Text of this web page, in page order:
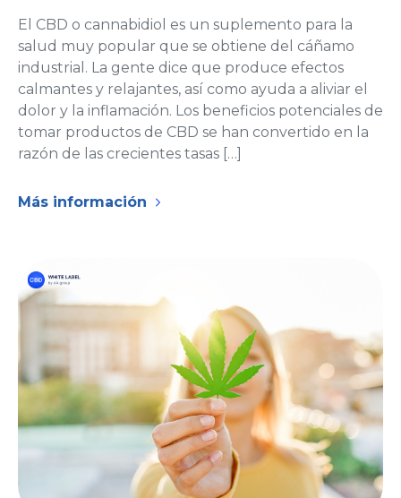
El CBD o cannabidiol es un suplemento para la
salud muy popular que se obtiene del cáñamo
industrial. La gente dice que produce efectos
calmantes y relajantes, así como ayuda a aliviar el
dolor y la inflamación. Los beneficios potenciales de
tomar productos de CBD se han convertido en la
razón de las crecientes tasas […]
Más información